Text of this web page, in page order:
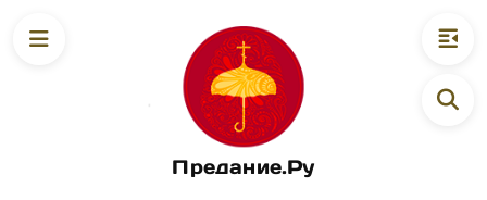
Предание.Ру